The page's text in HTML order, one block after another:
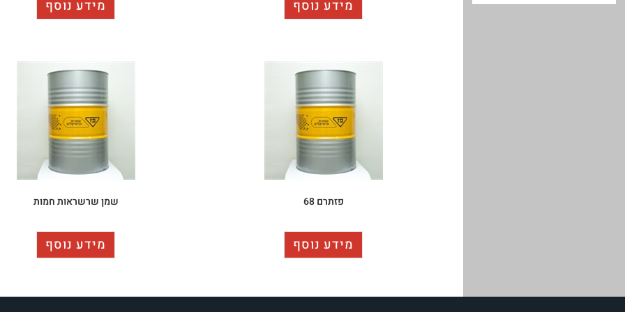
מידע נוסף מידע נוסף
פזתרם 68
מידע נוסף
שמן שרשראות חמות
מידע נוסף